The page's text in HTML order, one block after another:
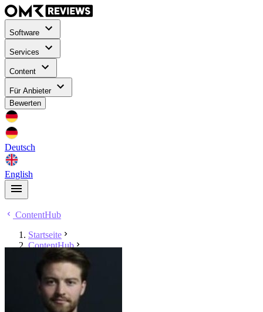
Software
Services
Content
Für Anbieter
Bewerten
Deutsch
English
ContentHub
Startseite
ContentHub
Thomas Kohler